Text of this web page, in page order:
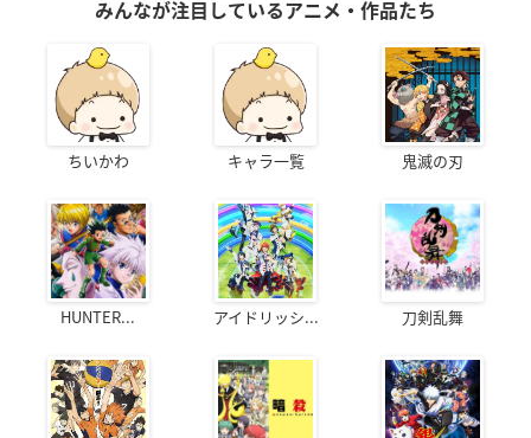
みんなが注目しているアニメ・作品たち
ちいかわ キャラ一覧 鬼滅の刃
HUNTER... アイドリッシ... 刀剣乱舞